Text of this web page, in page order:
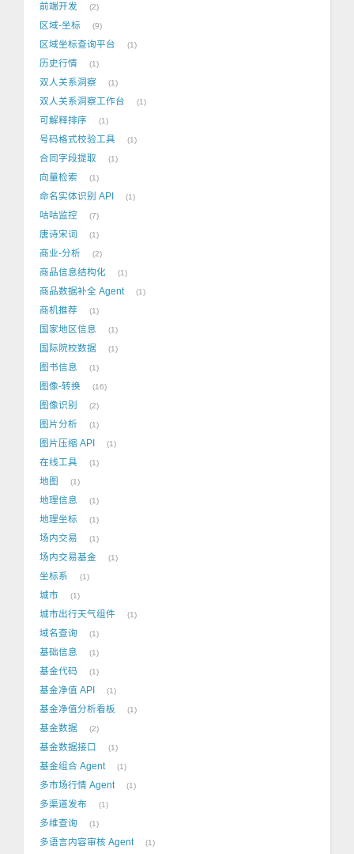
前端开发 2
区域-坐标 9
区域坐标查询平台 1
历史行情 1
双人关系洞察 1
双人关系洞察工作台 1
可解释排序 1
号码格式校验工具 1
合同字段提取 1
向量检索 1
命名实体识别 API 1
咕咕监控 7
唐诗宋词 1
商业-分析 2
商品信息结构化 1
商品数据补全 Agent 1
商机推荐 1
国家地区信息 1
国际院校数据 1
图书信息 1
图像-转换 16
图像识别 2
图片分析 1
图片压缩 API 1
在线工具 1
地图 1
地理信息 1
地理坐标 1
场内交易 1
场内交易基金 1
坐标系 1
城市 1
城市出行天气组件 1
域名查询 1
基础信息 1
基金代码 1
基金净值 API 1
基金净值分析看板 1
基金数据 2
基金数据接口 1
基金组合 Agent 1
多市场行情 Agent 1
多渠道发布 1
多维查询 1
多语言内容审核 Agent 1